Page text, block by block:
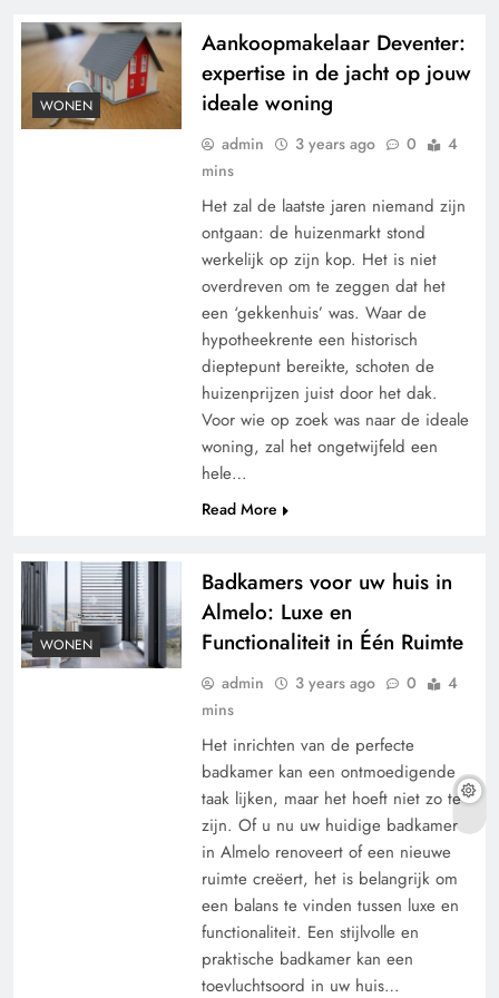
WONEN
Aankoopmakelaar Deventer:
expertise in de jacht op jouw
ideale woning
admin 3 years ago 0
4
mins
Het zal de laatste jaren niemand zijn
ontgaan: de huizenmarkt stond
werkelijk op zijn kop. Het is niet
overdreven om te zeggen dat het
een ‘gekkenhuis’ was. Waar de
hypotheekrente een historisch
dieptepunt bereikte, schoten de
huizenprijzen juist door het dak.
Voor wie op zoek was naar de ideale
woning, zal het ongetwijfeld een
hele…
Read More
WONEN
Badkamers voor uw huis in
Almelo: Luxe en
Functionaliteit in Één Ruimte
admin 3 years ago 0
4
mins
Het inrichten van de perfecte
badkamer kan een ontmoedigende
taak lijken, maar het hoeft niet zo te
zijn. Of u nu uw huidige badkamer
in Almelo renoveert of een nieuwe
ruimte creëert, het is belangrijk om
een balans te vinden tussen luxe en
functionaliteit. Een stijlvolle en
praktische badkamer kan een
toevluchtsoord in uw huis…